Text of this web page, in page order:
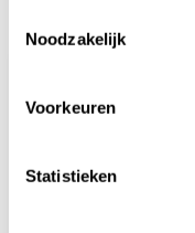
Noodzakelijk
Voorkeuren
Statistieken